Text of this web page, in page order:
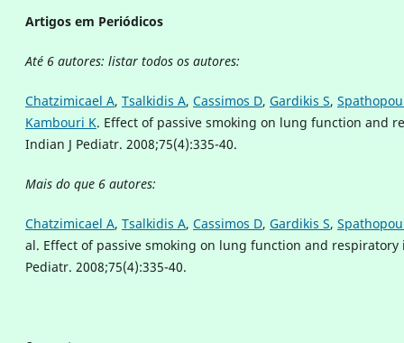
Artigos em Periódicos
Até 6 autores: listar todos os autores:
Chatzimicael A, Tsalkidis A, Cassimos D, Gardikis S,
Kambouri K. Effect of passive smoking on lung function and
Indian J Pediatr. 2008;75(4):335-40.
Mais do que 6 autores:
Chatzimicael A, Tsalkidis A, Cassimos D, Gardikis S,
al. Effect of passive smoking on lung function and respiratory
Pediatr. 2008;75(4):335-40.